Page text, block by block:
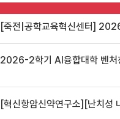
[죽전|공학교육혁신센터] 2026 Python으로 구현하는 AI 영상인식과 로봇
2026-2학기 AI융합대학 벤처창업
[혁신항암신약연구소][난치성 내성암 극복 차세대 신약개발 글로벌 사업